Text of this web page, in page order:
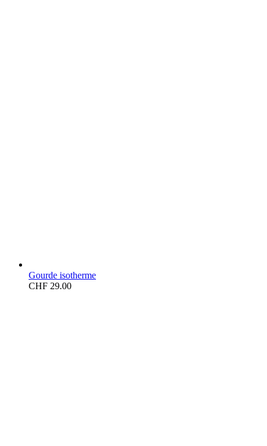
Gourde isotherme
CHF 29.00